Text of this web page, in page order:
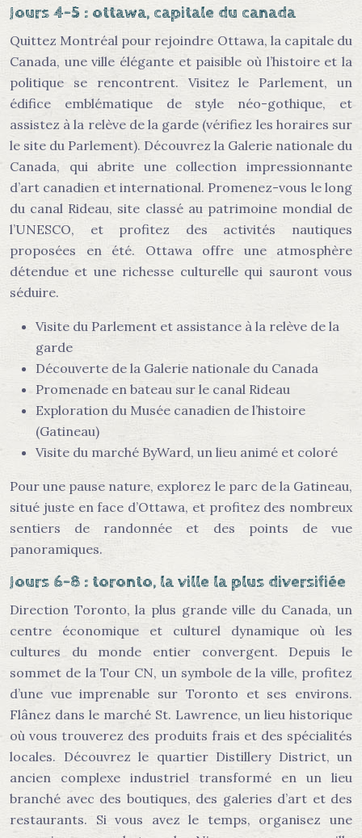
Jours 4-5 : ottawa, capitale du canada
Quittez Montréal pour rejoindre Ottawa, la capitale du
Canada, une ville élégante et paisible où l’histoire et la
politique se rencontrent. Visitez le Parlement, un
édifice emblématique de style néo-gothique, et
assistez à la relève de la garde (vérifiez les horaires sur
le site du Parlement). Découvrez la Galerie nationale du
Canada, qui abrite une collection impressionnante
d’art canadien et international. Promenez-vous le long
du canal Rideau, site classé au patrimoine mondial de
l’UNESCO, et profitez des activités nautiques
proposées en été. Ottawa offre une atmosphère
détendue et une richesse culturelle qui sauront vous
séduire.
Visite du Parlement et assistance à la relève de la
garde
Découverte de la Galerie nationale du Canada
Promenade en bateau sur le canal Rideau
Exploration du Musée canadien de l’histoire
(Gatineau)
Visite du marché ByWard, un lieu animé et coloré
Pour une pause nature, explorez le parc de la Gatineau,
situé juste en face d’Ottawa, et profitez des nombreux
sentiers de randonnée et des points de vue
panoramiques.
Jours 6-8 : toronto, la ville la plus diversifiée
Direction Toronto, la plus grande ville du Canada, un
centre économique et culturel dynamique où les
cultures du monde entier convergent. Depuis le
sommet de la Tour CN, un symbole de la ville, profitez
d’une vue imprenable sur Toronto et ses environs.
Flânez dans le marché St. Lawrence, un lieu historique
où vous trouverez des produits frais et des spécialités
locales. Découvrez le quartier Distillery District, un
ancien complexe industriel transformé en un lieu
branché avec des boutiques, des galeries d’art et des
restaurants. Si vous avez le temps, organisez une